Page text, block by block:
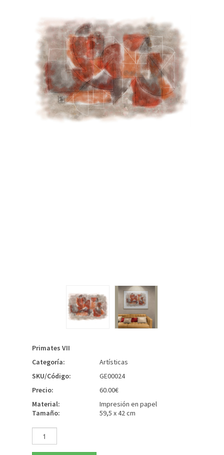
Primates VII
Categoría:
Artísticas
SKU/Código:
GE00024
Precio:
60.00€
Material:
Impresión en papel
Tamaño:
59,5 x 42 cm